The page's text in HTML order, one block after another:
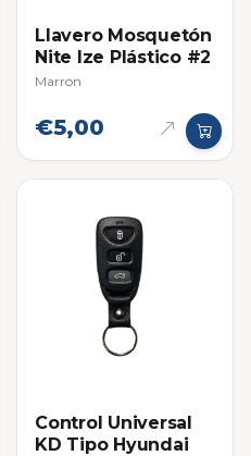
Llavero Mosquetón
Nite Ize Plástico #2
Marron
€5,00
Control Universal
KD Tipo Hyundai